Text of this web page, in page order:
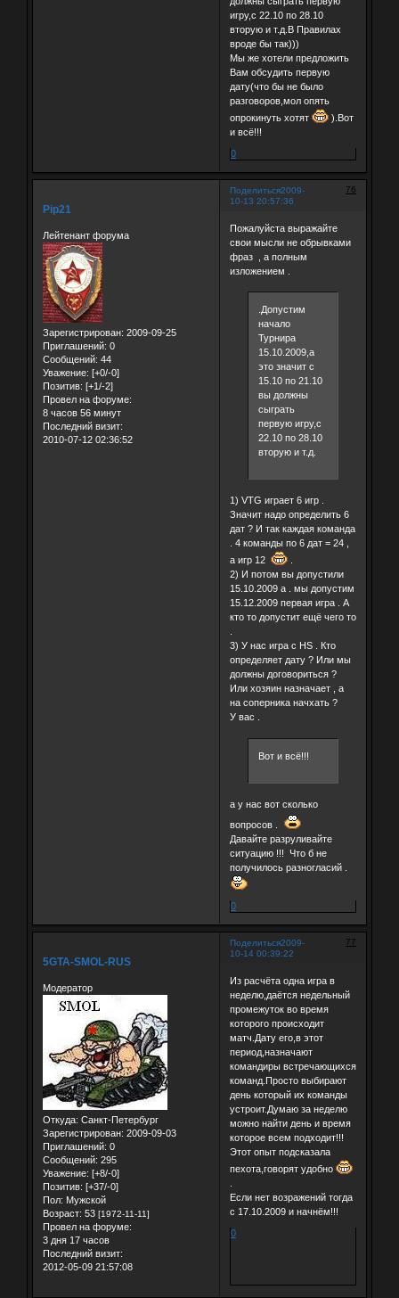
игру,с 22.10 по 28.10
вторую и т.д.В Правилах
вроде бы так)))
Мы же хотели предложить
Вам обсудить первую
дату(что бы не было
разговоров,мол опять
опрокинуть хотят
).Вот
и всё!!!
0
Поделиться 76
2009-
10-13 20:57:36
Pip21
Лейтенант форума
Зарегистрирован: 2009-09-25
Приглашений: 0
Сообщений: 44
Уважение: [+0/-0]
Позитив: [+1/-2]
Провел на форуме:
8 часов 56 минут
Последний визит:
2010-07-12 02:36:52
Пожалуйста выражайте
свои мысли не обрывками
фраз , а полным
изложением .
.Допустим
начало
Турнира
15.10.2009,а
это значит с
15.10 по 21.10
вы должны
сыграть
первую игру,с
22.10 по 28.10
вторую и т.д.
1) VTG играет 6 игр .
Значит надо определить 6
дат ? И так каждая команда
. 4 команды по 6 дат = 24 ,
а игр 12
.
2) И потом вы допустили
15.10.2009 а . мы допустим
15.12.2009 первая игра . А
кто то допустит ещё чего то
3) У нас игра с HS . Кто
определяет дату ? Или мы
должны договориться ?
Или хозяин назначает , а
на соперника начхать ?
У вас .
Вот и всё!!!
а у нас вот сколько
вопросов .
Давайте разруливайте
ситуацию !!! Что б не
получилось разногласий .
0
Поделиться 77
2009-
10-14 00:39:22
5GTA-SMOL-RUS
Модератор
Откуда: Санкт-Петербург
Зарегистрирован: 2009-09-03
Приглашений: 0
Сообщений: 295
Уважение: [+8/-0]
Позитив: [+37/-0]
Пол: Мужской
Возраст: 53 [1972-11-11]
Провел на форуме:
3 дня 17 часов
Последний визит:
2012-05-09 21:57:08
Из расчёта одна игра в
неделю,даётся недельный
промежуток во время
которого происходит
матч.Дату его,в этот
период,назначают
командиры встречающихся
команд.Просто выбирают
день который их команды
устроит.Думаю за неделю
можно найти день и время
которое всем подходит!!!
Этот опыт подсказала
пехота,говорят удобно
Если нет возражений тогда
с 17.10.2009 и начнём!!!
0